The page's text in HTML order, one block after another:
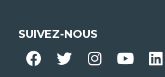
SUIVEZ-NOUS